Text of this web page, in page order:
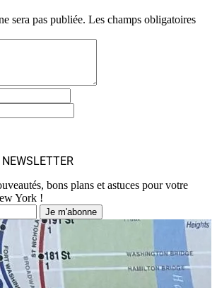
sera pas publiée. Les champs obligatoires
bons plans et astuces pour votre
York !
Je m'abonne